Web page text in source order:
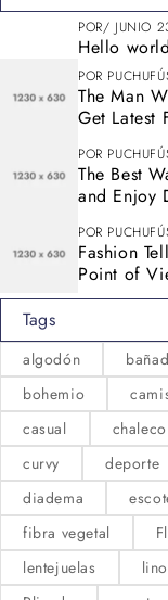
POR JUNIO
Hello
POR
The Man
Get Latest
POR
The Best
and Enjoy
POR
Fashion
Point of
Tags
algodón
bohemio
casual
chaleco
curvy
deporte
diadema
fibra vegetal
lentejuelas
lino